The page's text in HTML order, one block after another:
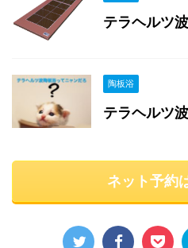
テラヘルツ
陶板浴
テラヘルツ
ネット予約